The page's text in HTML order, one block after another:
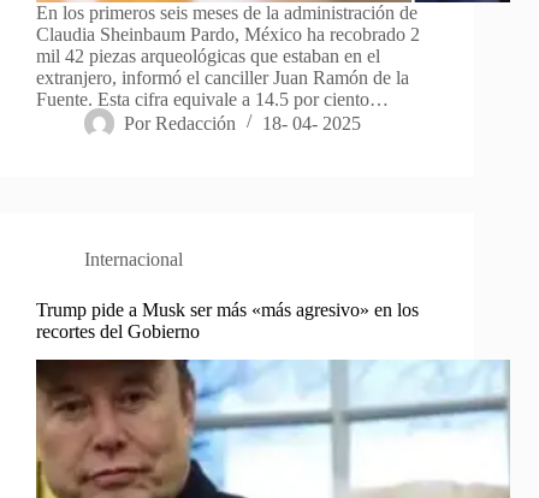
En los primeros seis meses de la administración de
Claudia Sheinbaum Pardo, México ha recobrado 2
mil 42 piezas arqueológicas que estaban en el
extranjero, informó el canciller Juan Ramón de la
Fuente. Esta cifra equivale a 14.5 por ciento…
Por Redacción 18- 04- 2025
Internacional
Trump pide a Musk ser más «más agresivo» en los
recortes del Gobierno